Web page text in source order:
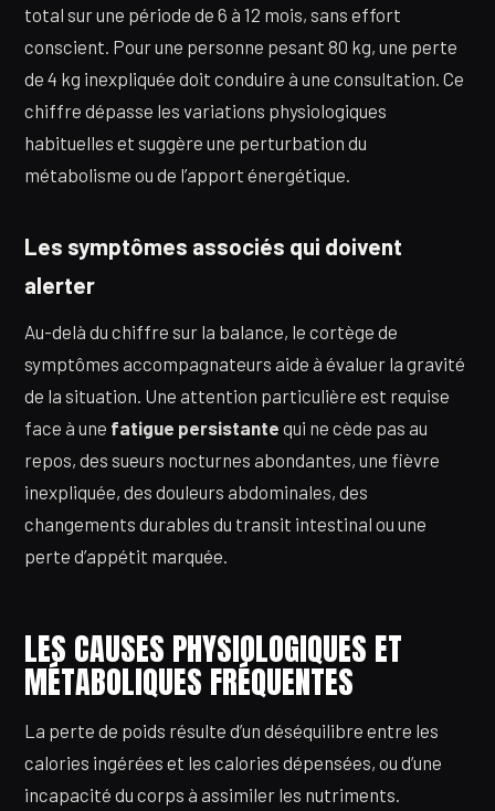
total sur une période de 6 à 12 mois, sans effort
conscient. Pour une personne pesant 80 kg, une perte
de 4 kg inexpliquée doit conduire à une consultation. Ce
chiffre dépasse les variations physiologiques
habituelles et suggère une perturbation du
métabolisme ou de l’apport énergétique.
Les symptômes associés qui doivent
alerter
Au-delà du chiffre sur la balance, le cortège de
symptômes accompagnateurs aide à évaluer la gravité
de la situation. Une attention particulière est requise
face à une fatigue persistante qui ne cède pas au
repos, des sueurs nocturnes abondantes, une fièvre
inexpliquée, des douleurs abdominales, des
changements durables du transit intestinal ou une
perte d’appétit marquée.
LES CAUSES PHYSIOLOGIQUES ET
MÉTABOLIQUES FRÉQUENTES
La perte de poids résulte d’un déséquilibre entre les
calories ingérées et les calories dépensées, ou d’une
incapacité du corps à assimiler les nutriments.